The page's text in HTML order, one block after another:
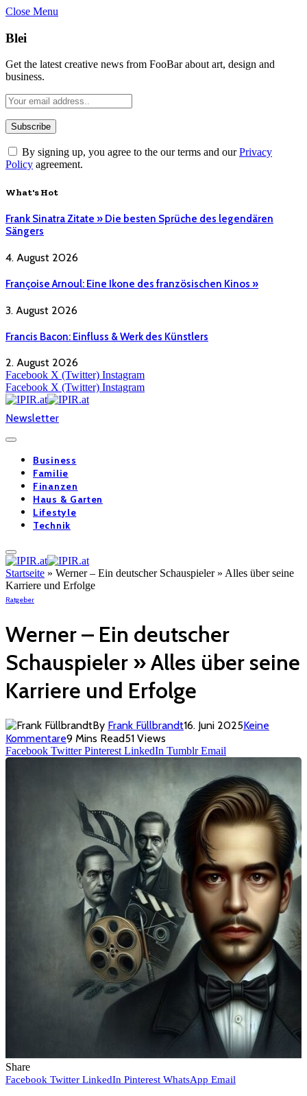
Close Menu
Blei
Get the latest creative news from FooBar about art, design and
business.
By signing up, you agree to the our terms and ourPrivacy
Policy agreement.
What's Hot
Frank Sinatra Zitate » Die besten Sprüche des legendären
Sängers
4. August 2026
Françoise Arnoul: Eine Ikone des französischen Kinos »
3. August 2026
Francis Bacon: Einfluss & Werk des Künstlers
2. August 2026
Facebook X (Twitter) Instagram
Facebook X (Twitter) Instagram
Newsletter
Business
Familie
Finanzen
Haus & Garten
Lifestyle
Technik
Startseite » Werner – Ein deutscher Schauspieler » Alles über seine
Karriere und Erfolge
Ratgeber
Werner – Ein deutscher
Schauspieler » Alles über seine
Karriere und Erfolge
By Frank Füllbrandt16. Juni 2025Keine
Kommentare9 Mins Read51 Views
Facebook Twitter Pinterest LinkedIn Tumblr Email
Share
Facebook Twitter LinkedIn Pinterest WhatsApp Email